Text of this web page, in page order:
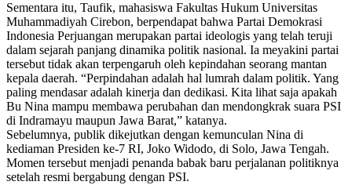
Sementara itu, Taufik, mahasiswa Fakultas Hukum Universitas
Muhammadiyah Cirebon, berpendapat bahwa Partai Demokrasi
Indonesia Perjuangan merupakan partai ideologis yang telah teruji
dalam sejarah panjang dinamika politik nasional. Ia meyakini partai
tersebut tidak akan terpengaruh oleh kepindahan seorang mantan
kepala daerah. “Perpindahan adalah hal lumrah dalam politik. Yang
paling mendasar adalah kinerja dan dedikasi. Kita lihat saja apakah
Bu Nina mampu membawa perubahan dan mendongkrak suara PSI
di Indramayu maupun Jawa Barat,” katanya.
Sebelumnya, publik dikejutkan dengan kemunculan Nina di
kediaman Presiden ke-7 RI, Joko Widodo, di Solo, Jawa Tengah.
Momen tersebut menjadi penanda babak baru perjalanan politiknya
setelah resmi bergabung dengan PSI.